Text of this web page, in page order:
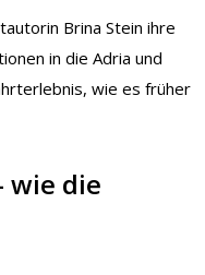
Brina Stein ihre
in die Adria und
wie es früher
wie die